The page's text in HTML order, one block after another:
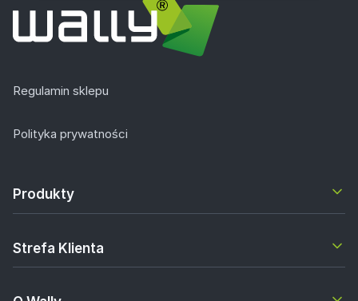
Regulamin sklepu
Polityka prywatności
Produkty
Strefa Klienta